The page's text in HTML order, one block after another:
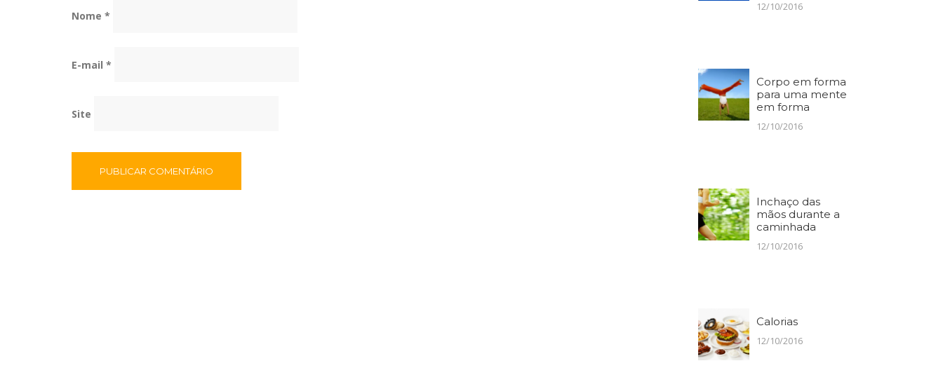
Nome *
E-mail *
Site
12/10/2016
Corpo em forma
para uma mente
em forma
12/10/2016
Inchaço das
mãos durante a
caminhada
12/10/2016
Calorias
12/10/2016